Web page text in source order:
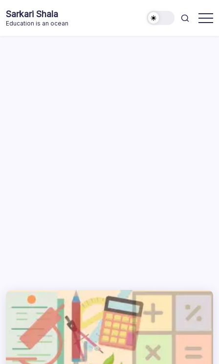
to
content
Sarkari Shala
Education is an ocean